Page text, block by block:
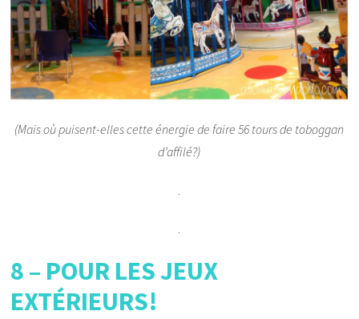
(Mais où puisent-elles cette énergie de faire 56 tours de toboggan
d’affilé?)
.
.
8 – POUR LES JEUX
EXTÉRIEURS!